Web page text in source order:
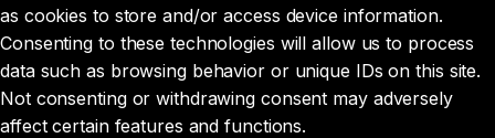
as cookies to store and/or access device information.
Consenting to these technologies will allow us to process
data such as browsing behavior or unique IDs on this site.
Not consenting or withdrawing consent may adversely
affect certain features and functions.